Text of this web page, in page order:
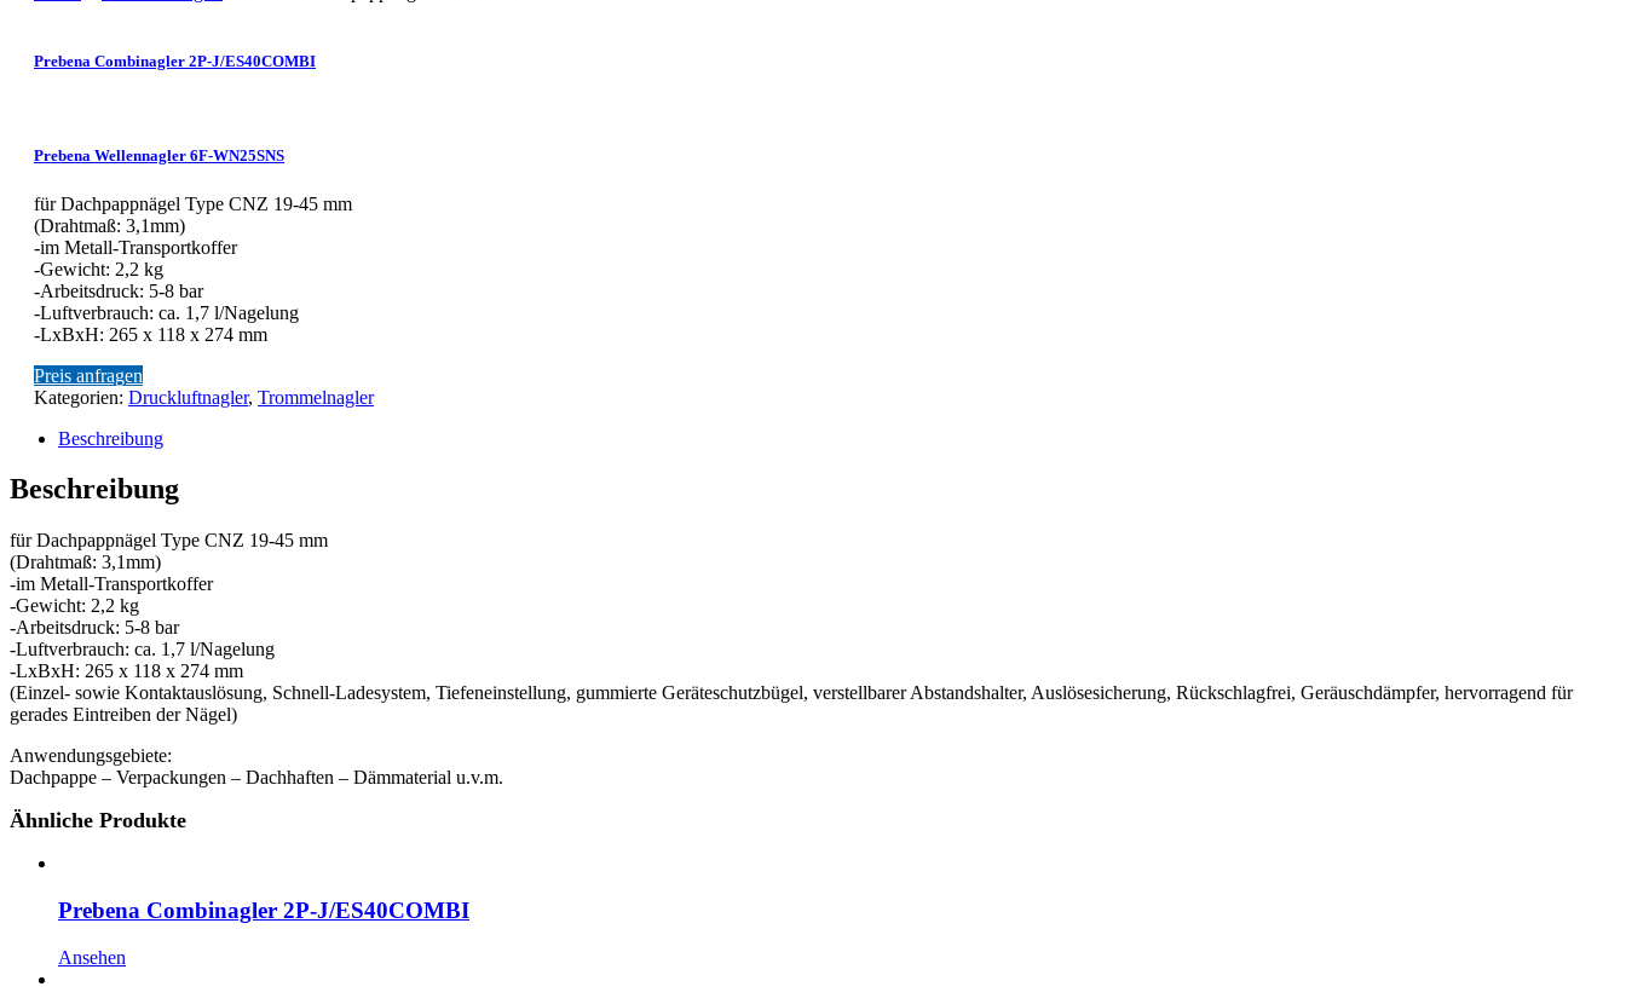
Prebena Combinagler 2P-J/ES40COMBI
Prebena Wellennagler 6F-WN25SNS
für Dachpappnägel Type CNZ 19-45 mm
(Drahtmaß: 3,1mm)
-im Metall-Transportkoffer
-Gewicht: 2,2 kg
-Arbeitsdruck: 5-8 bar
-Luftverbrauch: ca. 1,7 l/Nagelung
-LxBxH: 265 x 118 x 274 mm
Preis anfragen
Kategorien: Druckluftnagler, Trommelnagler
Beschreibung
Beschreibung
für Dachpappnägel Type CNZ 19-45 mm
(Drahtmaß: 3,1mm)
-im Metall-Transportkoffer
-Gewicht: 2,2 kg
-Arbeitsdruck: 5-8 bar
-Luftverbrauch: ca. 1,7 l/Nagelung
-LxBxH: 265 x 118 x 274 mm
(Einzel- sowie Kontaktauslösung, Schnell-Ladesystem, Tiefeneinstellung, gummierte Geräteschutzbügel, verstellbarer Abstandshalter, Auslösesicherung, Rückschlagfrei, Geräuschdämpfer, hervorragend für
gerades Eintreiben der Nägel)
Anwendungsgebiete:
Dachpappe – Verpackungen – Dachhaften – Dämmaterial u.v.m.
Ähnliche Produkte
Prebena Combinagler 2P-J/ES40COMBI
Ansehen